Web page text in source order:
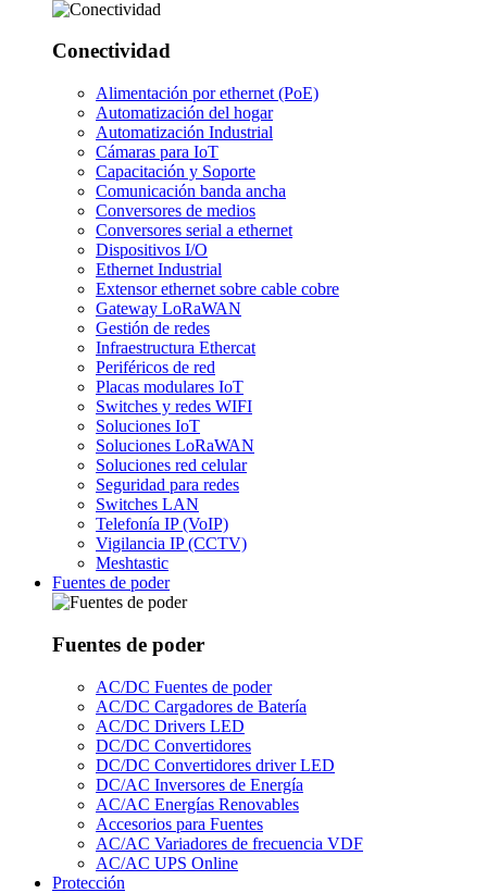
Conectividad
Alimentación por ethernet (PoE)
Automatización del hogar
Automatización Industrial
Cámaras para IoT
Capacitación y Soporte
Comunicación banda ancha
Conversores de medios
Conversores serial a ethernet
Dispositivos I/O
Ethernet Industrial
Extensor ethernet sobre cable cobre
Gateway LoRaWAN
Gestión de redes
Infraestructura Ethercat
Periféricos de red
Placas modulares IoT
Switches y redes WIFI
Soluciones IoT
Soluciones LoRaWAN
Soluciones red celular
Seguridad para redes
Switches LAN
Telefonía IP (VoIP)
Vigilancia IP (CCTV)
Meshtastic
Fuentes de poder
Fuentes de poder
AC/DC Fuentes de poder
AC/DC Cargadores de Batería
AC/DC Drivers LED
DC/DC Convertidores
DC/DC Convertidores driver LED
DC/AC Inversores de Energía
AC/AC Energías Renovables
Accesorios para Fuentes
AC/AC Variadores de frecuencia VDF
AC/AC UPS Online
Protección